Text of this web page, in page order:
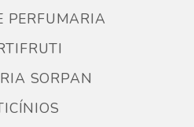
PERFUMARIA
SORPAN